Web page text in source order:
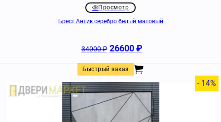
Просмотр
Брест Антик серебро белый матовый
34000₽ 26600₽
Быстрый заказ
- 14%